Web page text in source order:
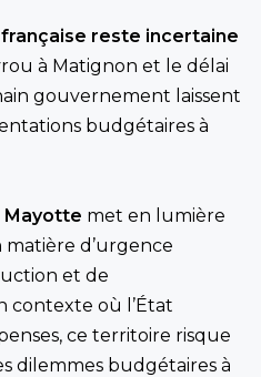
reste incertaine
à Matignon et le délai
gouvernement laissent
budgétaires à
Mayotte met en lumière
matière d’urgence
et de
contexte où l’État
ce territoire risque
dilemmes budgétaires à